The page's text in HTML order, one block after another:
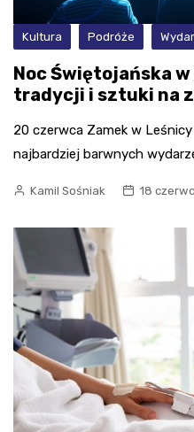
Kultura Podróże
Noc Świętojańska
tradycji i sztuki na
20 czerwca Zamek w
najbardziej barwnych
Kamil Sośniak 18